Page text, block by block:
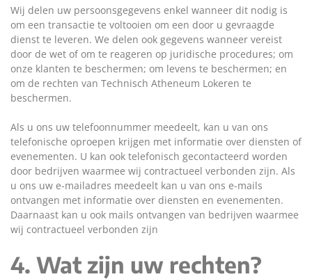
Wij delen uw persoonsgegevens enkel wanneer dit nodig is
om een transactie te voltooien om een door u gevraagde
dienst te leveren. We delen ook gegevens wanneer vereist
door de wet of om te reageren op juridische procedures; om
onze klanten te beschermen; om levens te beschermen; en
om de rechten van Technisch Atheneum Lokeren te
beschermen.
Als u ons uw telefoonnummer meedeelt, kan u van ons
telefonische oproepen krijgen met informatie over diensten of
evenementen. U kan ook telefonisch gecontacteerd worden
door bedrijven waarmee wij contractueel verbonden zijn. Als
u ons uw e-mailadres meedeelt kan u van ons e-mails
ontvangen met informatie over diensten en evenementen.
Daarnaast kan u ook mails ontvangen van bedrijven waarmee
wij contractueel verbonden zijn
4. Wat zijn uw rechten?